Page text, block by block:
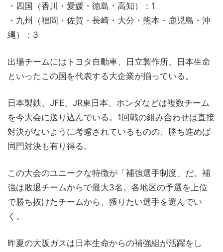
・四国（香川・愛媛・徳島・高知）：1
・九州（福岡・佐賀・長崎・大分・熊本・鹿児島・沖
縄）：3
出場チームにはトヨタ自動車、日立製作所、日本生命
といったこの国を代表する大企業が揃っている。
日本製鉄、JFE、JR東日本、ホンダなどは複数チーム
を今大会に送り込んでいる。1回戦の組み合わせは直接
対決がないように考慮されているものの、勝ち進めば
同門対決も有り得る。
この大会のユニークな特徴が「補強選手制度」だ。補
強は敗退チームからで最大3名。各地区の予選を上位
で勝ち抜けたチームから、獲りたい選手を選んでい
く。
昨夏の大阪ガスは日本生命からの補強組が活躍をし